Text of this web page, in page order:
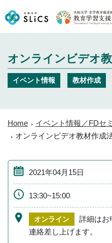
オンラインビデオ教
イベント情報 教材作成
Home
イベント情報／FDセ
オンラインビデオ教材作成
2021年04月15日
13:30~15:00
オンライン
詳細はお
連絡差し上げます。